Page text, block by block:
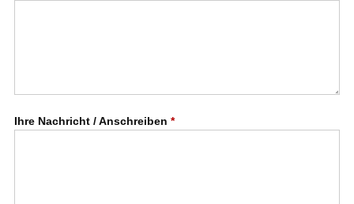
Ihre Nachricht / Anschreiben *